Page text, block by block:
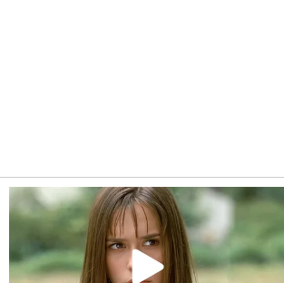
வாக்கு சதவிகிதம்
பதில்